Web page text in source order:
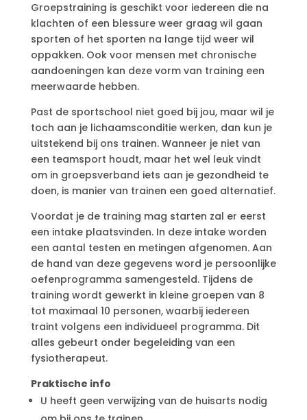
Groepstraining is geschikt voor iedereen die na
klachten of een blessure weer graag wil gaan
sporten of het sporten na lange tijd weer wil
oppakken. Ook voor mensen met chronische
aandoeningen kan deze vorm van training een
meerwaarde hebben.
Past de sportschool niet goed bij jou, maar wil je
toch aan je lichaamsconditie werken, dan kun je
uitstekend bij ons trainen. Wanneer je niet van
een teamsport houdt, maar het wel leuk vindt
om in groepsverband iets aan je gezondheid te
doen, is manier van trainen een goed alternatief.
Voordat je de training mag starten zal er eerst
een intake plaatsvinden. In deze intake worden
een aantal testen en metingen afgenomen. Aan
de hand van deze gegevens word je persoonlijke
oefenprogramma samengesteld. Tijdens de
training wordt gewerkt in kleine groepen van 8
tot maximaal 10 personen, waarbij iedereen
traint volgens een individueel programma. Dit
alles gebeurt onder begeleiding van een
fysiotherapeut.
Praktische info
U heeft geen verwijzing van de huisarts nodig